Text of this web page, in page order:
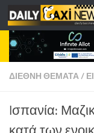
Skip to content
ΔΙΕΘΝΗ ΘΕΜΑΤΑ/
Iσπανία: